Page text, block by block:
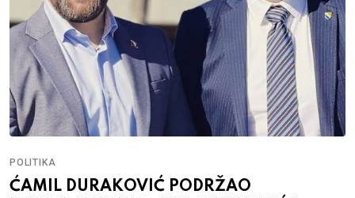
POLITIKA
BOSANAC IZ RS: Mijatović zvanično